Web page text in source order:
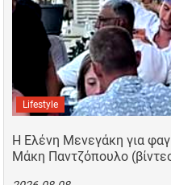
Lifestyle
Η Ελένη Μενεγάκη για
Μάκη Παντζόπουλο